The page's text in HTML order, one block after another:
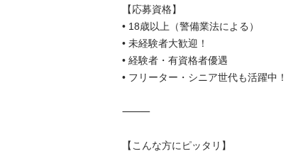
【応募資格】
• 18歳以上（警備業法による）
• 未経験者大歓迎！
• 経験者・有資格者優遇
• フリーター・シニア世代も活躍中！
⸻
【こんな方にピッタリ】